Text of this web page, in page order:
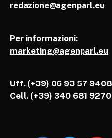
redazione@agenparl.eu
Per informazioni:
marketing@agenparl.eu
Uff. (+39) 06 93 57 9408
Cell. (+39) 340 681 9270